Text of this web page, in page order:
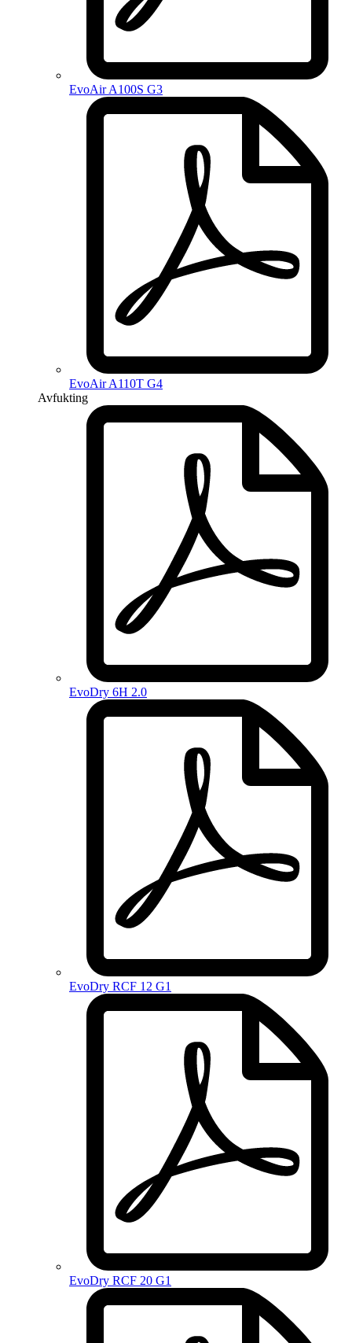
EvoAir A100S G3
EvoAir A110T G4
Avfukting
EvoDry 6H 2.0
EvoDry RCF 12 G1
EvoDry RCF 20 G1